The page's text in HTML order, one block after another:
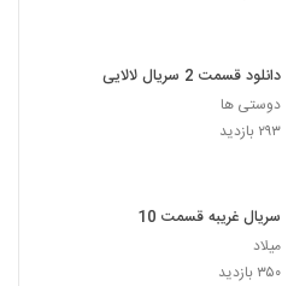
دانلود قسمت 2 سریال لالایی
دوستی ها
۲۹۳ بازدید
سریال غریبه قسمت 10
میلاد
۳۵۰ بازدید